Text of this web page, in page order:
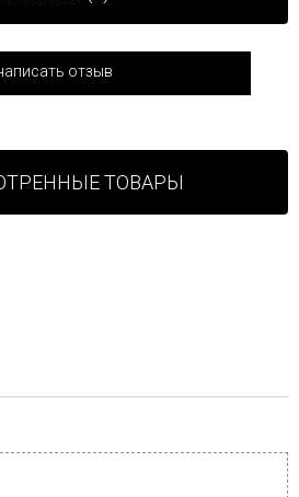
отзыв
ТОВАРЫ